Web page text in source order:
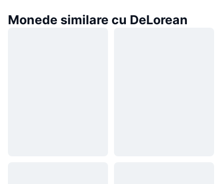
Monede similare cu DeLorean